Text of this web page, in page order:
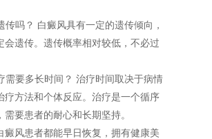
传吗？ 白癜风具有一定的遗传倾向，
会遗传。遗传概率相对较低，不必过
需要多长时间？ 治疗时间取决于病情
疗方法和个体反应。治疗是一个循序
需要患者的耐心和长期坚持。
癜风患者都能早日恢复，拥有健康美